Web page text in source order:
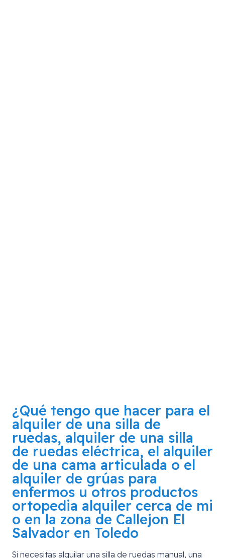
¿Qué tengo que hacer para el
alquiler de una silla de
ruedas, alquiler de una silla
de ruedas eléctrica, el alquiler
de una cama articulada o el
alquiler de grúas para
enfermos u otros productos
ortopedia alquiler cerca de mi
o en la zona de Callejon El
Salvador en Toledo
Si necesitas alquilar una silla de ruedas manual, una